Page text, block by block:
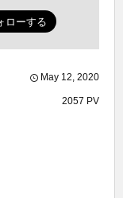
May 12, 2020
2057 PV